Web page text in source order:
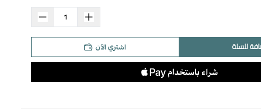
للسلة اشتري الآن